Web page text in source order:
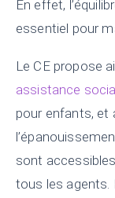
En effet,
essentiel pour
Le CE propose
assistance
pour enfants, et
sont
tous les agents.